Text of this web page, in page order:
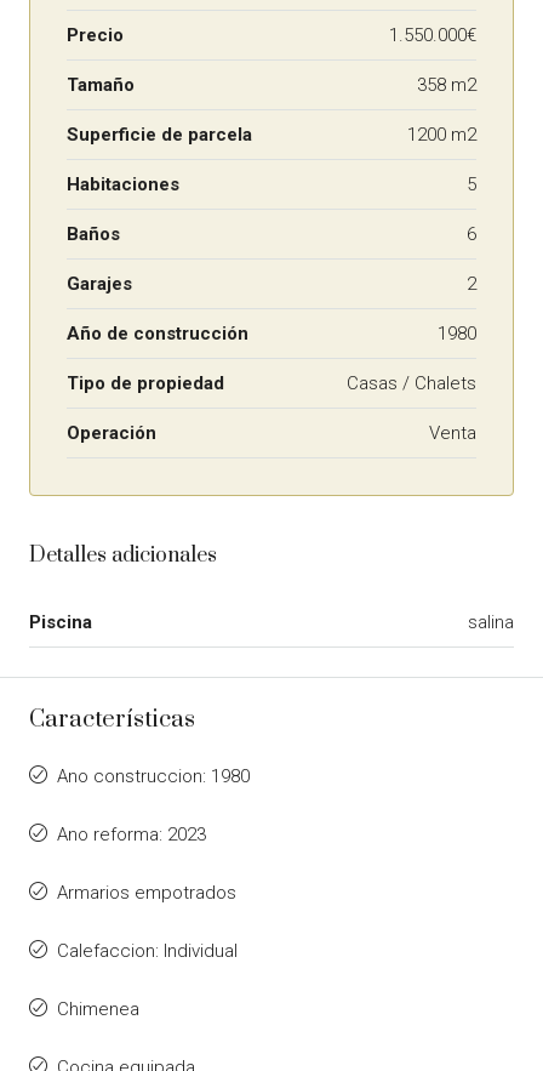
Precio 1.550.000€
Tamaño 358 m2
Superficie de parcela 1200 m2
Habitaciones 5
Baños 6
Garajes 2
Año de construcción 1980
Tipo de propiedad Casas / Chalets
Operación Venta
Detalles adicionales
Piscina salina
Características
Ano construccion: 1980
Ano reforma: 2023
Armarios empotrados
Calefaccion: Individual
Chimenea